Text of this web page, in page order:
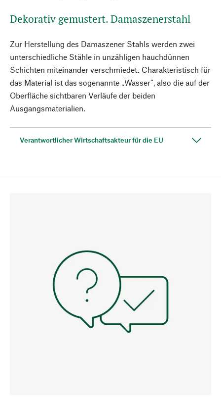
Dekorativ gemustert. Damaszenerstahl
Zur Herstellung des Damaszener Stahls werden zwei
unterschiedliche Stähle in unzähligen hauchdünnen
Schichten miteinander verschmiedet. Charakteristisch für
das Material ist das sogenannte „Wasser“, also die auf der
Oberfläche sichtbaren Verläufe der beiden
Ausgangsmaterialien.
Verantwortlicher Wirtschaftsakteur für die EU